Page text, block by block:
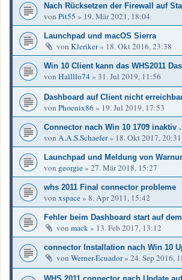
Nach Rücksetzen der Firewall auf
von Pit55 » 19. Mär 2021, 18:04
Launchpad und macOS Sierra
von Kleriker» 18. Okt 2016, 23:38
Win 10 Client kann das WHS2011
von Hallllo74» 31. Jul 2019, 11:56
Dashboard auf Client nicht
von Phoenix86 » 19. Jul 2019, 17:53
Connector nach Win 10 1709 inaktiv
von A.A.S.Schaefer» 18. Okt 2017, 20:31
Launchpad und Meldung von
von georgie» 27. Mär 2018, 15:27
whs 2011 Final connector probleme
von xspace» 8. Apr 2011, 15:42
Fehler beim Dashboard start auf
von mack » 13. Feb 2017, 13:12
connector Installation nach Win 10
von Werner-Ecuador» 24. Sep 2016,